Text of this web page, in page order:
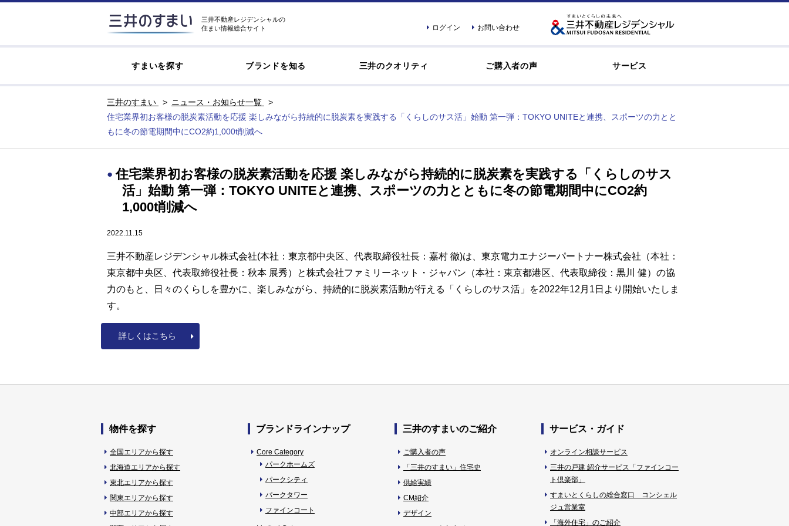
ログイン お問い合わせ
三井不動産レジデンシャルの
住まい情報総合サイト
すまいを探す ブランドを知る 三井のクオリティ ご購入者の声 サービス
三井のすまい
ニュース・お知らせ一覧
住宅業界初お客様の脱炭素活動を応援 楽しみながら持続的に脱炭素を実践する「くらしのサス活」始動 第一弾：TOKYO UNITEと連携、スポーツの力とと
もに冬の節電期間中にCO2約1,000t削減へ
住宅業界初お客様の脱炭素活動を応援 楽しみながら持続的に脱炭素を実践する「くらしのサス
活」始動 第一弾：TOKYO UNITEと連携、スポーツの力とともに冬の節電期間中にCO2約
1,000t削減へ
2022.11.15
三井不動産レジデンシャル株式会社(本社：東京都中央区、代表取締役社長：嘉村 徹)は、東京電力エナジーパートナー株式会社（本社：
東京都中央区、代表取締役社長：秋本 展秀）と株式会社ファミリーネット・ジャパン（本社：東京都港区、代表取締役：黒川 健）の協
力のもと、日々のくらしを豊かに、楽しみながら、持続的に脱炭素活動が行える「くらしのサス活」を2022年12月1日より開始いたしま
す。
詳しくはこちら
物件を探す
全国エリアから探す
北海道エリアから探す
東北エリアから探す
関東エリアから探す
中部エリアから探す
ブランドラインナップ
Core Category
パークホームズ
パークシティ
パークタワー
ファインコート
三井のすまいのご紹介
ご購入者の声
「三井のすまい」住宅史
供給実績
CM紹介
デザイン
サービス・ガイド
オンライン相談サービス
三井の戸建 紹介サービス「ファインコー
ト倶楽部」
すまいとくらしの総合窓口 コンシェル
ジュ営業室
「海外住宅」のご紹介